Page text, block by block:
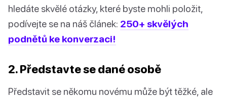
hledáte skvělé otázky, které byste mohli položit,
podívejte se na náš článek: 250+ skvělých
podnětů ke konverzaci!
2. Představte se dané osobě
Představit se někomu novému může být těžké, ale